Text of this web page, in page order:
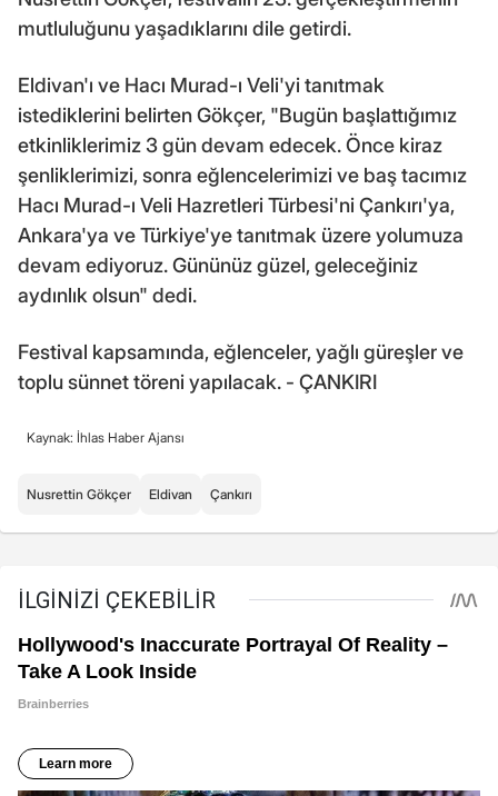
mutluluğunu yaşadıklarını dile getirdi.
Eldivan'ı ve Hacı Murad-ı Veli'yi tanıtmak
istediklerini belirten Gökçer, "Bugün başlattığımız
etkinliklerimiz 3 gün devam edecek. Önce kiraz
şenliklerimizi, sonra eğlencelerimizi ve baş tacımız
Hacı Murad-ı Veli Hazretleri Türbesi'ni Çankırı'ya,
Ankara'ya ve Türkiye'ye tanıtmak üzere yolumuza
devam ediyoruz. Gününüz güzel, geleceğiniz
aydınlık olsun" dedi.
Festival kapsamında, eğlenceler, yağlı güreşler ve
toplu sünnet töreni yapılacak. - ÇANKIRI
Kaynak: İhlas Haber Ajansı
Nusrettin Gökçer Eldivan Çankırı